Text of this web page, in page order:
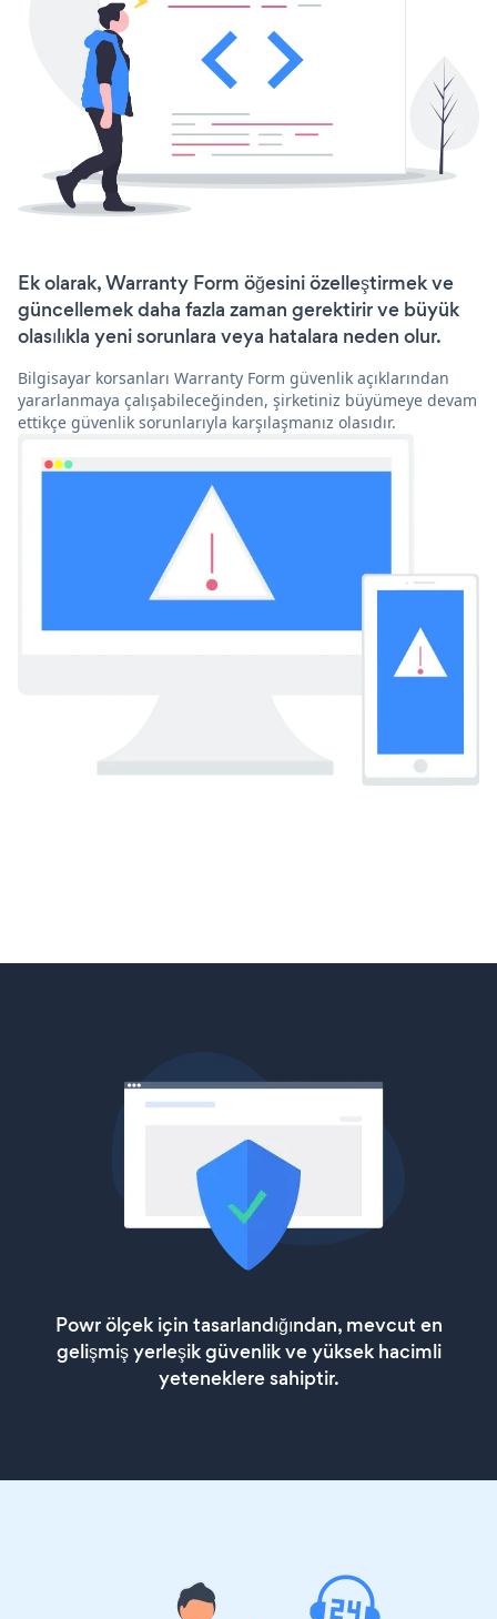
Ek olarak, Warranty Form öğesini özelleştirmek ve
güncellemek daha fazla zaman gerektirir ve büyük
olasılıkla yeni sorunlara veya hatalara neden olur.
Bilgisayar korsanları Warranty Form güvenlik açıklarından
yararlanmaya çalışabileceğinden, şirketiniz büyümeye devam
ettikçe güvenlik sorunlarıyla karşılaşmanız olasıdır.
Powr ölçek için tasarlandığından, mevcut en
gelişmiş yerleşik güvenlik ve yüksek hacimli
yeteneklere sahiptir.